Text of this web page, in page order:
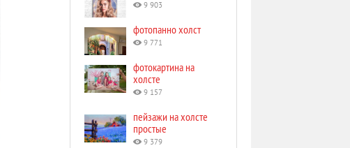
9 903
фотопанно холст
9 771
фотокартина на
холсте
9 157
пейзажи на холсте
простые
9 379